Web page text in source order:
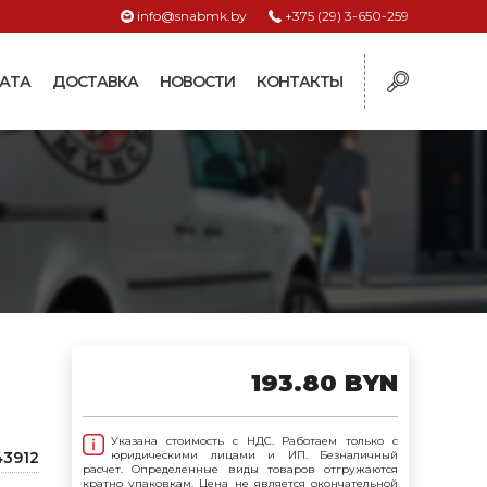
+375 (29) 3-650-259
info@snabmk.by
ДОСТАВКА НОВОСТИ КОНТАКТЫ
для систем
и
для птиц
193.80 BYN
Указана стоимость с НДС. Работаем только с
юридическими лицами и ИП. Безналичный
расчет. Определенные виды товаров отгружаются
кратно упаковкам. Цена не является окончательной